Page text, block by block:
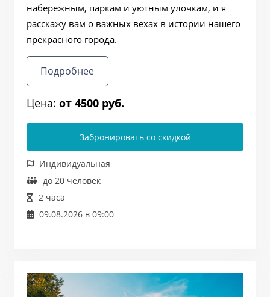
набережным, паркам и уютным улочкам, и я
расскажу вам о важных вехах в истории нашего
прекрасного города.
Подробнее
Цена: от 4500 руб.
Забронировать со скидкой
Индивидуальная
до 20 человек
2 часа
09.08.2026 в 09:00